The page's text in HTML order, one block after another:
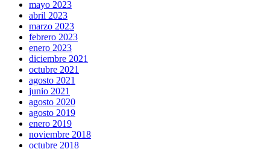
mayo 2023
abril 2023
marzo 2023
febrero 2023
enero 2023
diciembre 2021
octubre 2021
agosto 2021
junio 2021
agosto 2020
agosto 2019
enero 2019
noviembre 2018
octubre 2018